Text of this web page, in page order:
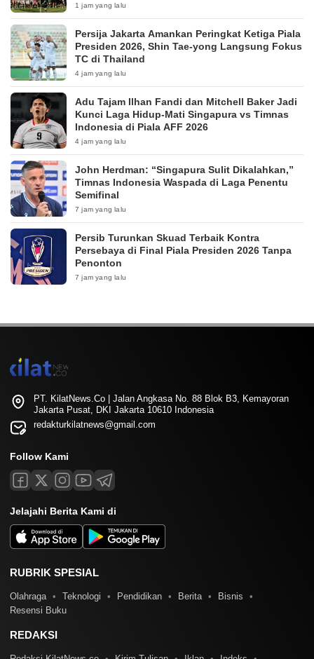
1 jam yang lalu
Persija Jakarta Amankan Peringkat Ketiga Piala
Presiden 2026, Shin Tae-yong Langsung Fokus
TC di Thailand
4 jam yang lalu
Adu Tajam Ilhan Fandi dan Mitchell Baker Jadi
Kunci Laga Hidup-Mati Singapura vs Timnas
Indonesia di Piala AFF 2026
4 jam yang lalu
John Herdman: “Singapura Sulit Dikalahkan,”
Timnas Indonesia Waspada di Laga Penentu
Semifinal
7 jam yang lalu
Persib Turunkan Skuad Terbaik Kontra
Persebaya di Final Piala Presiden 2026 Tanpa
Penonton
7 jam yang lalu
PT. KilatNews.Co | Jalan Angkasa No. 88 Blok B3, Kemayoran
Jakarta Pusat, DKI Jakarta 10610 Indonesia
redakturkilatnews@gmail.com
Follow Kami
Jelajahi Berita Kami di
RUBRIK SPESIAL
Olahraga Teknologi Pendidikan Berita
Bisnis
Resensi Buku
REDAKSI